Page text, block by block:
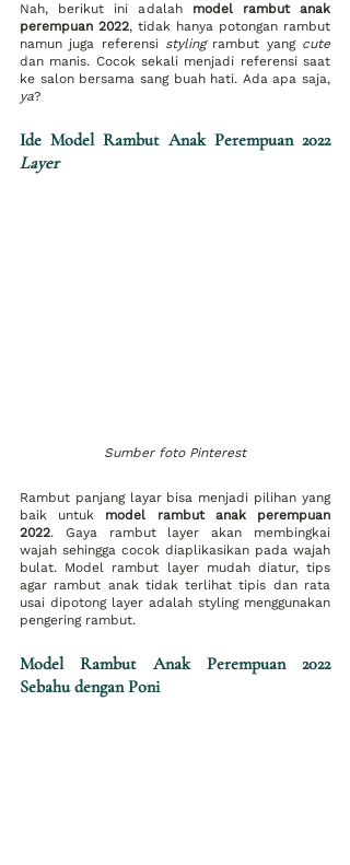
Nah, berikut ini adalah model rambut anak
perempuan 2022, tidak hanya potongan rambut
namun juga referensi styling rambut yang cute
dan manis. Cocok sekali menjadi referensi saat
ya?
Ide Model Rambut Anak Perempuan 2022
Layer
Sumber foto Pinterest
Rambut panjang layar bisa menjadi pilihan yang
baik untuk model rambut anak perempuan
2022. Gaya rambut layer akan membingkai
wajah sehingga cocok diaplikasikan pada wajah
bulat. Model rambut layer mudah diatur, tips
agar rambut anak tidak terlihat tipis dan rata
usai dipotong layer adalah styling menggunakan
pengering rambut.
Model Rambut Anak Perempuan 2022
Sebahu dengan Poni